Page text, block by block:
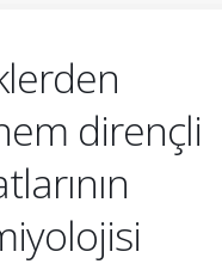
dirençli